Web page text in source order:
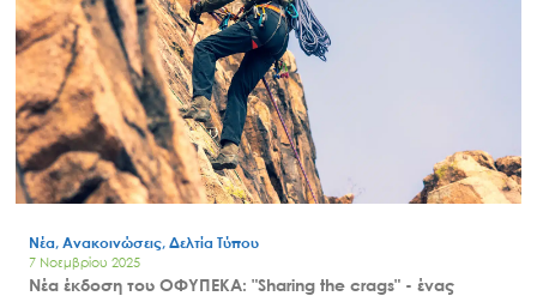
Νέα, Ανακοινώσεις, Δελτία Τύπου
7 Νοεμβρίου 2025
Νέα έκδοση του ΟΦΥΠΕΚΑ: "Sharing the crags" - ένας